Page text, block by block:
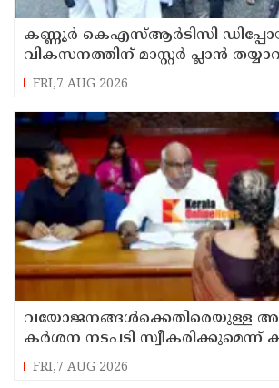
കണ്ണൂർ കെഎസ്ആർടിസി
വികസനത്തിന് മാസ്റ്റർ പ്ലാൻ
സമർപ്പിക്കും : ടി ഒ മോഹനൻ
FRI,7 AUG 2026
വയോജനങ്ങൾക്കെതിരെയുള്ള
കർശന നടപടി സ്വീകരിക്കുമെന്ന്
FRI,7 AUG 2026